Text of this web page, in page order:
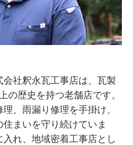
社釈永瓦工事店は、瓦製
の歴史を持つ老舗店です。
、雨漏り修理を手掛け、
まいを守り続けていま
れ、地域密着工事店とし